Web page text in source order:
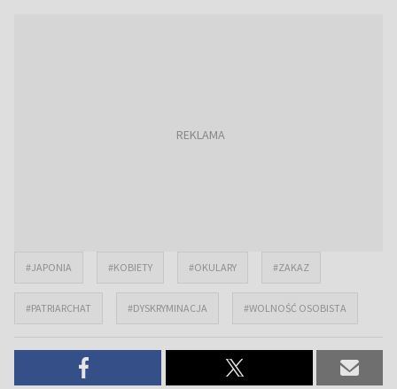
#JAPONIA #KOBIETY #OKULARY #ZAKAZ
#PATRIARCHAT #DYSKRYMINACJA #WOLNOŚĆ OSOBISTA